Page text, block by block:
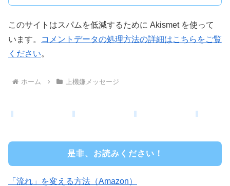
このサイトはスパムを低減するために Akismet を使って
います。
コメントデータの処理方法の詳細はこちらをご覧
ください。
ホーム 上機嫌メッセージ
是非、お読みください！
「流れ」を変える方法（Amazon）